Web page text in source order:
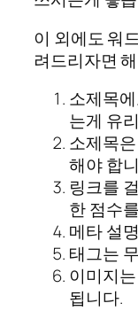
이 외에도 워
려드리자면
소제목
는게 유
소제목
해야 합
링크를
한 점수
메타 설
태그는
이미지
됩니다.